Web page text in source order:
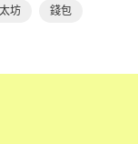
坊 錢包